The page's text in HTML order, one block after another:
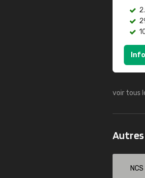
voir tous
Autres